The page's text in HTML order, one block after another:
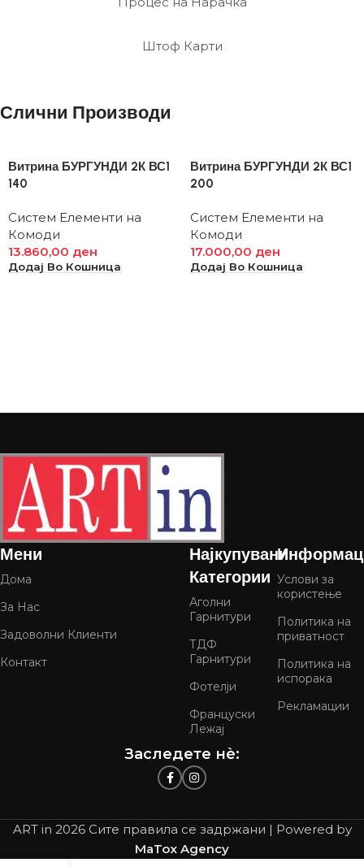
Штоф Карти
Слични Производи
Витрина БУРГУНДИ 2К ВС1
140
Систем Елементи на
Комоди
13.860,00 ден
Додај Во Кошница
Витрина БУРГУНДИ 2К ВС1
200
Систем Елементи на
Комоди
17.000,00 ден
Додај Во Кошница
Мени
Дома
За Нас
Задоволни Клиенти
Контакт
Најкупувани
Категории
Аголни
Гарнитури
ТДФ
Гарнитури
Фотелји
Француски
Лежај
Услови за
користење
Политика на
приватност
Политика на
испорака
Рекламации
Заследете нѐ:
ART in 2026 Сите правила се задржани | Powered by
MaTox Agency